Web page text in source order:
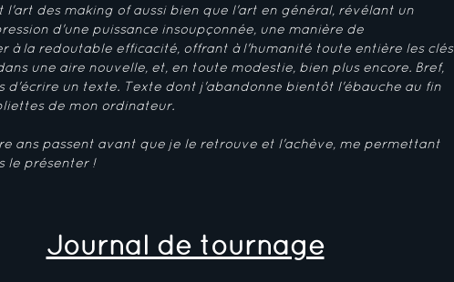
l'art des making of aussi bien que l'art en général, révélant un
d'une puissance insoupçonnée, une manière de
à la redoutable efficacité, offrant à l'humanité toute entière les clés
une aire nouvelle, et, en toute modestie, bien plus encore. Bref,
d'écrire un texte. Texte dont j'abandonne bientôt l'ébauche au fin
de mon ordinateur.
ans passent avant que je le retrouve et l'achève, me permettant
le présenter !
Journal de tournage